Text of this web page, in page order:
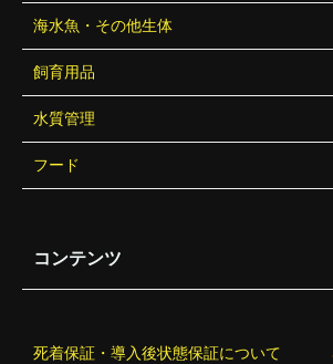
海水魚・その他生体
飼育用品
水質管理
フード
コンテンツ
死着保証・導入後状態保証について